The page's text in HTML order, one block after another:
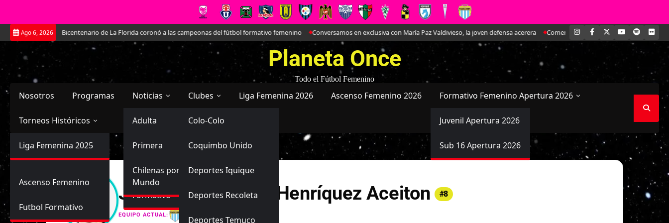
Saltar
al
contenido
Ago 6, 2026
El Estadio Bicentenario de La Florida coronó a las campeonas del fútbol formativo femenino Conversamos en exclusiva con María Paz Valdivieso, la joven defensa acerera Comenzaron las fases finales del torneo de
INSTAGRAM
FACEBOOK YOUTUBE
SPOTIFY
Planeta Once
Todo el Fútbol Femenino
Nosotros Programas Noticias
Selección Chilena
Adulta
Sub-20
Sub-17
Futbol Nacional
Primera
Ascenso
Formativo
Futbol Internacional
Chilenas por el
Mundo
Clubes
Primera
Colo-Colo
Coquimbo Unido
Deportes Iquique
Deportes Recoleta
Deportes Temuco
Ascenso
Liga Femenina 2026 Ascenso Femenino 2026 Formativo Femenino Apertura 2026
Juvenil Apertura 2026
Sub 16 Apertura 2026
Torneos Históricos
Primera División
Femenina
Liga Femenina 2025
Ascenso Femenino
Futbol Formativo
Javiera Constanza Henríquez Aceiton #8
EQUIPO ACTUAL: Magallanes